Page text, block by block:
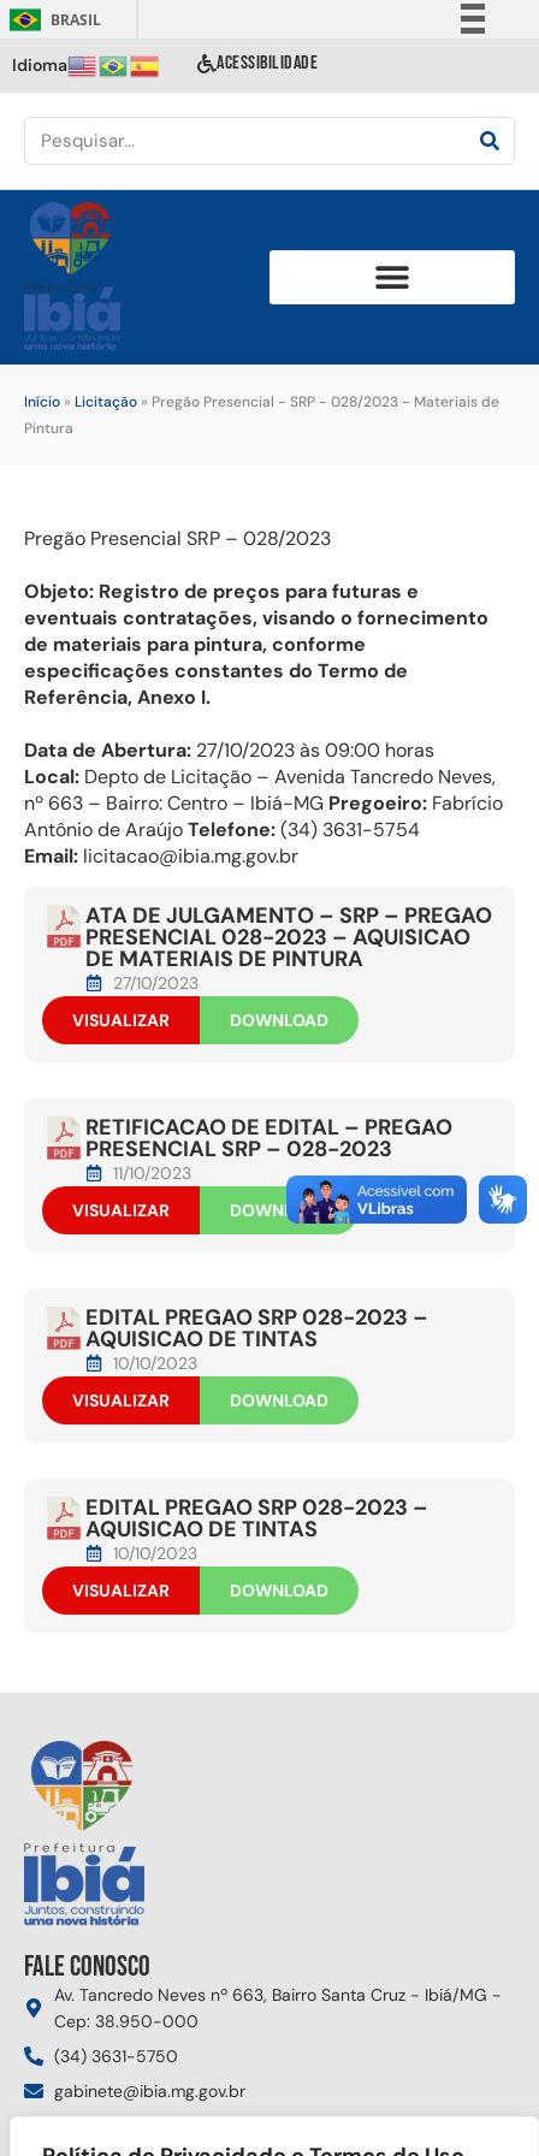
BRASIL
Comunica BR
Acesso à informação
Idioma ACESSIBILIDADE
Início » Licitação » Pregão Presencial - SRP - 028/2023 - Materiais de
Pintura
Pregão Presencial SRP – 028/2023
Objeto: Registro de preços para futuras e
eventuais contratações, visando o fornecimento
de materiais para pintura, conforme
especificações constantes do Termo de
Referência, Anexo I.
Data de Abertura: 27/10/2023 às 09:00 horas
Local: Depto de Licitação – Avenida Tancredo Neves,
nº 663 – Bairro: Centro – Ibiá-MG Pregoeiro: Fabrício
Antônio de AraújoTelefone:(34) 3631-5754
Email: licitacao@ibia.mg.gov.br
ATA DE JULGAMENTO – SRP – PREGAO
PRESENCIAL 028-2023 – AQUISICAO
DE MATERIAIS DE PINTURA
27/10/2023
VISUALIZAR
DOWNLOAD
RETIFICACAO DE EDITAL – PREGAO
PRESENCIAL SRP – 028-2023
11/10/2023
VISUALIZAR
DOWNLOAD
EDITAL PREGAO SRP 028-2023 –
AQUISICAO DE TINTAS
10/10/2023
VISUALIZAR
DOWNLOAD
EDITAL PREGAO SRP 028-2023 –
AQUISICAO DE TINTAS
10/10/2023
VISUALIZAR
DOWNLOAD
Fale conosco
Av. Tancredo Neves nº 663, Bairro Santa Cruz - Ibiá/MG -
Cep: 38.950-000
(34) 3631-5750
gabinete@ibia.mg.gov.br